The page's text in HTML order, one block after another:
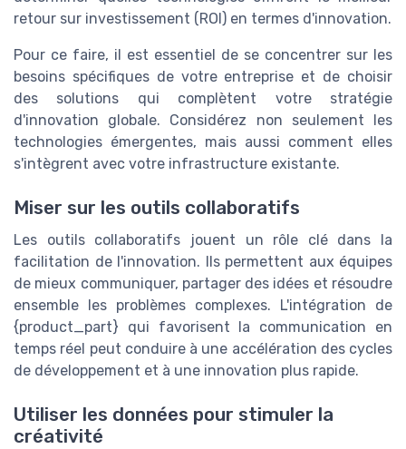
retour sur investissement (ROI) en termes d'innovation.
Pour ce faire, il est essentiel de se concentrer sur les
besoins spécifiques de votre entreprise et de choisir
des solutions qui complètent votre stratégie
d'innovation globale. Considérez non seulement les
technologies émergentes, mais aussi comment elles
s'intègrent avec votre infrastructure existante.
Miser sur les outils collaboratifs
Les outils collaboratifs jouent un rôle clé dans la
facilitation de l'innovation. Ils permettent aux équipes
de mieux communiquer, partager des idées et résoudre
ensemble les problèmes complexes. L'intégration de
{product_part} qui favorisent la communication en
temps réel peut conduire à une accélération des cycles
de développement et à une innovation plus rapide.
Utiliser les données pour stimuler la
créativité